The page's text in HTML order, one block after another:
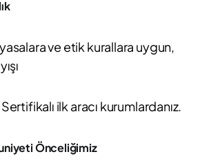
ve etik kurallara uygun,
ilk aracı kurumlardanız.
Önceliğimiz